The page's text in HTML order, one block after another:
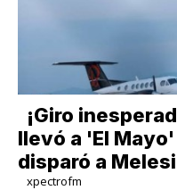
¡Giro
llevó a 'El
disparó a
xpectrofm